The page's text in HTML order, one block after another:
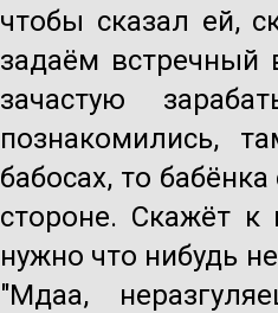
чтобы сказал ей,
задаём встречный
зачастую
познакомились,
бабосах, то
стороне. Скажёт
нужно что нибудь
"Мдаа,